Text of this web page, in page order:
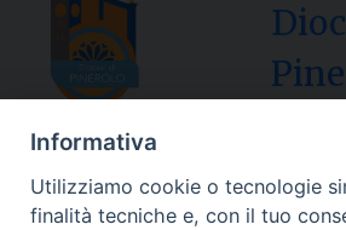
Sede Curia:
Informativa
Utilizziamo cookie o tecnologie
finalità tecniche e, con il tuo